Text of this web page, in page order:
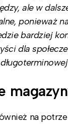
ale w
ponieważ
bardziej
dla
na